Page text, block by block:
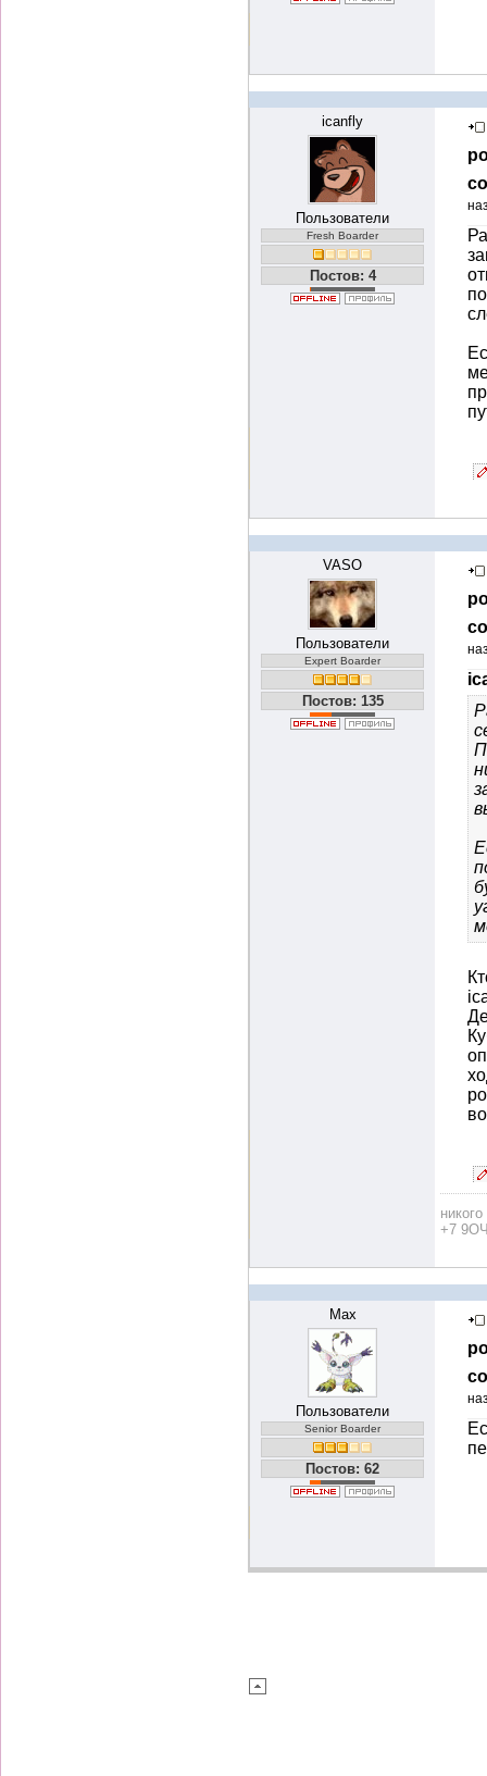
icanfly
Пользователи
Fresh Boarder
Постов: 4
VASO
Пользователи
Expert Boarder
Постов: 135
+7
Max
Пользователи
Senior Boarder
Постов: 62